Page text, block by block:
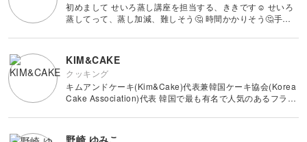
伝統刺繍
パンチニードル
棒針編み
レース編み
すべて
パッチワーク
和裁
すべて
デッサン
ボールペンイラスト
アクリル絵の具
ミニチュア・クレイ
クラフト
すべて
フェイクスイーツ
ミニチュアフード
ドール
すべて
ドール服
ドールハウス
ネイル
すべて
すべてキャンドル カリグラフィー・レ
初めまして せいろ蒸し講座を担当する、ききです☺︎ せいろ
蒸してって、蒸し加減、難しそう🤔 時間かかりそう🤔手入
簡単に調理できるをお伝えしたいと思います🫧 よろしくお
KIM&CAKE
クッキング
キムアンドケーキ(Kim&Cake)代表兼韓国ケーキ協会(Korea
Cake Association)代表 韓国で最も有名で人気のあるフラワ
に魅力を感じたの
野崎 ゆみこ